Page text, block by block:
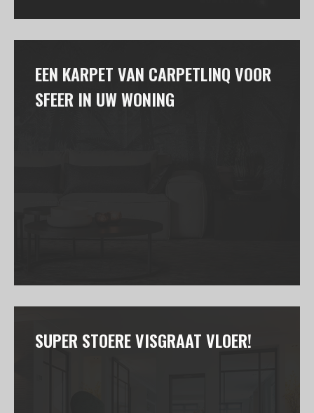
EEN KARPET VAN CARPETLINQ VOOR
SFEER IN UW WONING
SUPER STOERE VISGRAAT VLOER!